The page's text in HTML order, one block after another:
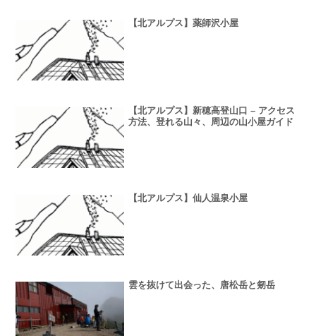
【北アルプス】薬師沢小屋
【北アルプス】新穂高登山口 – アクセス
方法、登れる山々、周辺の山小屋ガイド
【北アルプス】仙人温泉小屋
雲を抜けて出会った、唐松岳と剱岳